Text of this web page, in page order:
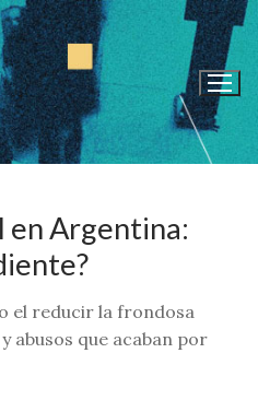
en Argentina:
el reducir la frondosa
abusos que acaban por